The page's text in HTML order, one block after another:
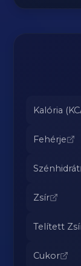
Kalória
Fehérje
Szénhidrát
Zsír
Telített
Cukor